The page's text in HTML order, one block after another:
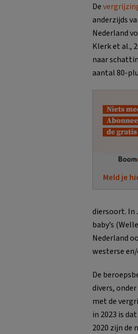
De
anderzijds
Nederland
Klerk et al.,
naar
aantal 80-
Meld je
diersoort. In
baby’s
Nederland
westerse
De
divers,
met de
in 2023 is
2020 zijn de